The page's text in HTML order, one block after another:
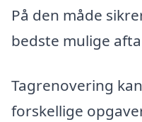
På den måde
bedste mulige
Tagrenovering
forskellige